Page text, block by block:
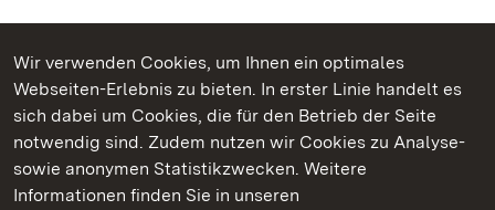
Wir verwenden Cookies, um Ihnen ein optimales
Webseiten-Erlebnis zu bieten. In erster Linie handelt es
sich dabei um Cookies, die für den Betrieb der Seite
notwendig sind. Zudem nutzen wir Cookies zu Analyse-
sowie anonymen Statistikzwecken. Weitere
Informationen finden Sie in unseren
Kommen. Staunen. Genießen.